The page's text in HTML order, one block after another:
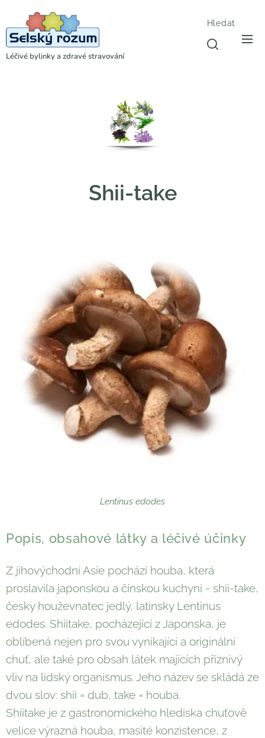
Léčivé bylinky a zdravé stravování
Hledat
Shii-take
Lentinus edodes
Popis, obsahové látky a léčivé účinky
Z jihovýchodní Asie pochází houba, která
proslavila japonskou a čínskou kuchyni - shii-take,
česky houževnatec jedlý, latinsky Lentinus
edodes. Shiitake, pocházející z Japonska, je
oblíbená nejen pro svou vynikající a originální
chuť, ale také pro obsah látek majících příznivý
vliv na lidský organismus. Jeho název se skládá ze
dvou slov: shii = dub, take = houba.
Shiitake je z gastronomického hlediska chuťově
velice výrazná houba, masité konzistence, z